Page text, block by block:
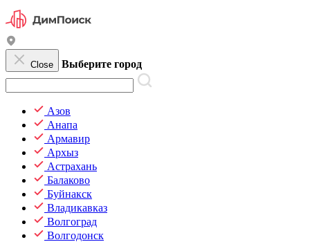
Close Выберите город
Азов
Анапа
Армавир
Архыз
Астрахань
Балаково
Буйнакск
Владикавказ
Волгоград
Волгодонск